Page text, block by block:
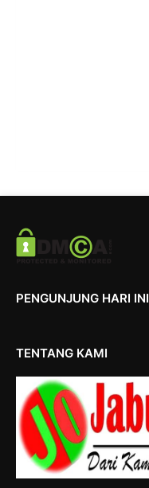
PENGUNJUNG HARI INI
TENTANG KAMI